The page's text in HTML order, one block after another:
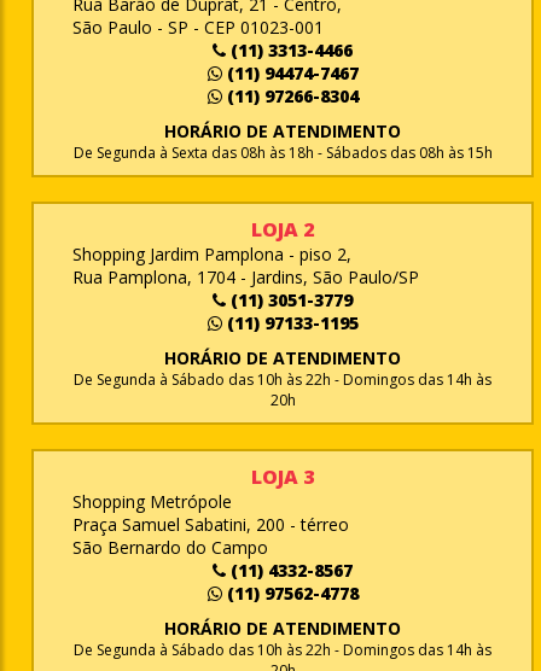
Rua Barão de Duprat, 21 - Centro,
São Paulo - SP - CEP 01023-001
(11) 3313-4466
(11) 94474-7467
(11) 97266-8304
HORÁRIO DE ATENDIMENTO
De Segunda à Sexta das 08h às 18h - Sábados das 08h às 15h
LOJA 2
Shopping Jardim Pamplona - piso 2,
Rua Pamplona, 1704 - Jardins, São Paulo/SP
(11) 3051-3779
(11) 97133-1195
HORÁRIO DE ATENDIMENTO
De Segunda à Sábado das 10h às 22h - Domingos das 14h às
20h
LOJA 3
Shopping Metrópole
Praça Samuel Sabatini, 200 - térreo
São Bernardo do Campo
(11) 4332-8567
(11) 97562-4778
HORÁRIO DE ATENDIMENTO
De Segunda à Sábado das 10h às 22h - Domingos das 14h às